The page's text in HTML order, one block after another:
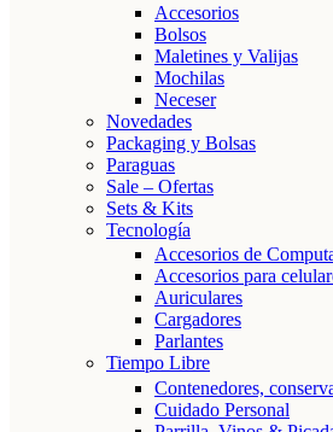
Accesorios
Bolsos
Maletines y Valijas
Mochilas
Neceser
Novedades
Packaging y Bolsas
Paraguas
Sale – Ofertas
Sets & Kits
Tecnología
Accesorios de
Accesorios para
Auriculares
Cargadores
Parlantes
Tiempo Libre
Contenedores,
Cuidado Personal